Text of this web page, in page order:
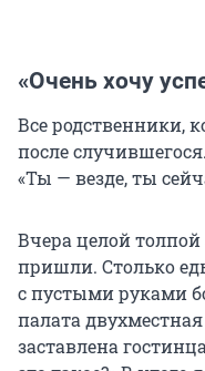
«Очень хочу
Все родственники,
после
«Ты — везде, ты
Вчера целой
пришли. Столько
с пустыми руками
палата
заставлена